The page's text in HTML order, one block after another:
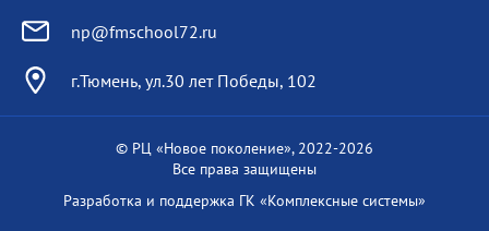
np@fmschool72.ru
г.Тюмень, ул.30 лет Победы, 102
© РЦ «Новое поколение», 2022-2026
Все права защищены
Разработка и поддержка ГК «Комплексные системы»